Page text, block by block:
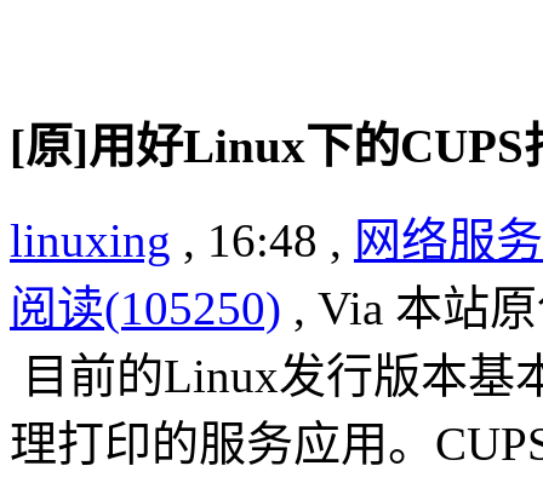
[原]用好Linux下的
linuxing , 16:48 , 网络服务
阅读(105250) , Via 本站
目前的Linux发行版本基
理打印的服务应用。